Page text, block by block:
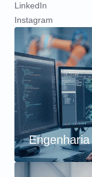
LinkedIn
Instagram